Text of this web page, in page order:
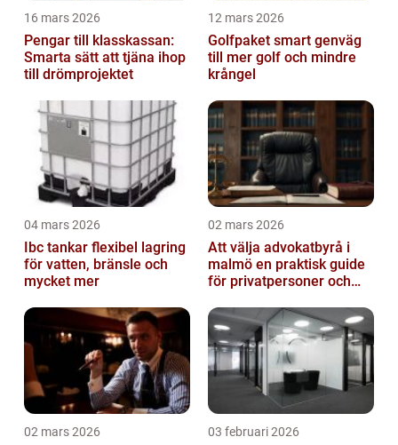
16 mars 2026
Pengar till klasskassan:
Smarta sätt att tjäna ihop
till drömprojektet
12 mars 2026
Golfpaket smart genväg
till mer golf och mindre
krångel
04 mars 2026
Ibc tankar flexibel lagring
för vatten, bränsle och
mycket mer
02 mars 2026
Att välja advokatbyrå i
malmö en praktisk guide
för privatpersoner och
02 mars 2026 03 februari 2026